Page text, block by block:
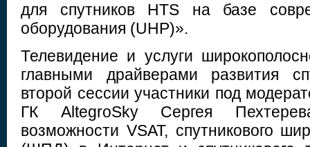
для спутников HTS на базе
оборудования (UHP)».
Телевидение и услуги
главными драйверами развития
второй сессии участники под
ГК AltegroSky Сергея
возможности VSAT, спутникового